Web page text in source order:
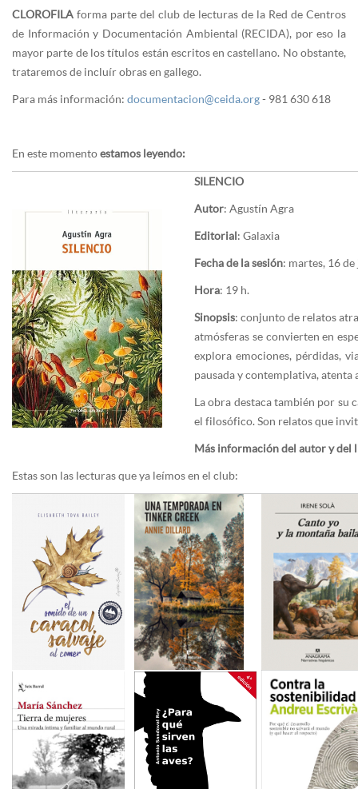
CLOROFILA forma parte del club de lecturas de la Red de Centros
de Información y Documentación Ambiental (RECIDA), por eso la
mayor parte de los títulos están escritos en castellano. No obstante,
trataremos de incluír obras en gallego.
Para más información: documentacion@ceida.org- 981 630 618
En este momentoestamos leyendo:
SILENCIO
Autor: Agustín Agra
Editorial: Galaxia
Fecha de la sesión: martes, 16
Hora: 19 h.
Sinopsis: conjunto de relatos
atmósferas se convierten en
explora emociones, pérdidas,
pausada y contemplativa, atenta
La obra destaca también por su
el filosófico. Son relatos que
Más información del autor y del
Estas son las lecturas que ya leímos en el club: